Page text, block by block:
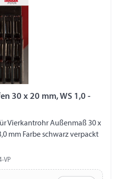
30 x 20 mm, WS 1,0 -
mm Farbe schwarz verpackt
VP